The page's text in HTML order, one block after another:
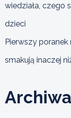
wiedziała, czego
dzieci
Pierwszy
smakują inaczej
Archiwa